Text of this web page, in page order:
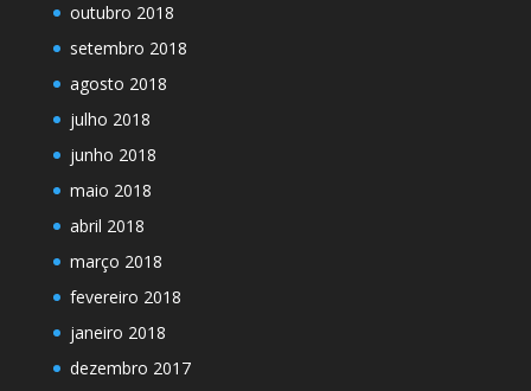
outubro 2018
setembro 2018
agosto 2018
julho 2018
junho 2018
maio 2018
abril 2018
março 2018
fevereiro 2018
janeiro 2018
dezembro 2017